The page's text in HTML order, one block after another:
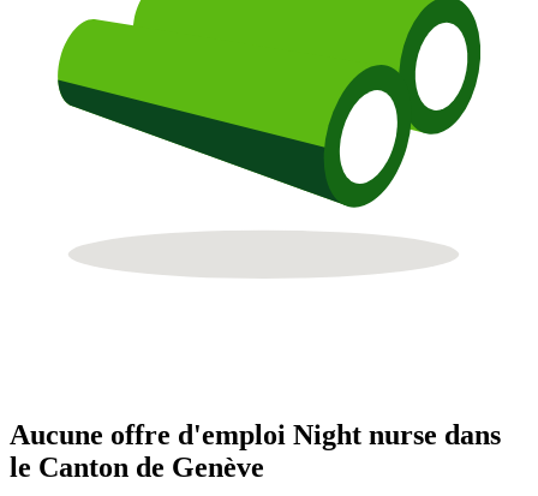
Aucune offre d'emploi Night nurse dans
le Canton de Genève